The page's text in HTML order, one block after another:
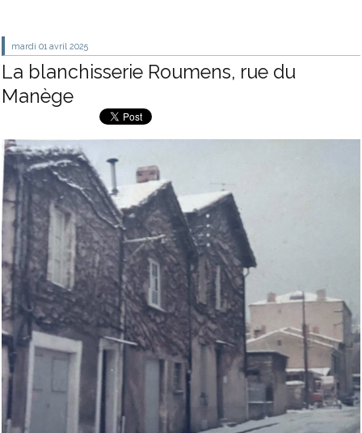
mardi 01 avril 2025
La blanchisserie Roumens, rue du
Manège